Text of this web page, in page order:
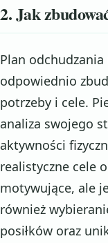
2. Jak
Plan
odpowiednio
potrzeby i cele.
analiza swojego
aktywności
realistyczne cele
motywujące, ale
również
posiłków oraz